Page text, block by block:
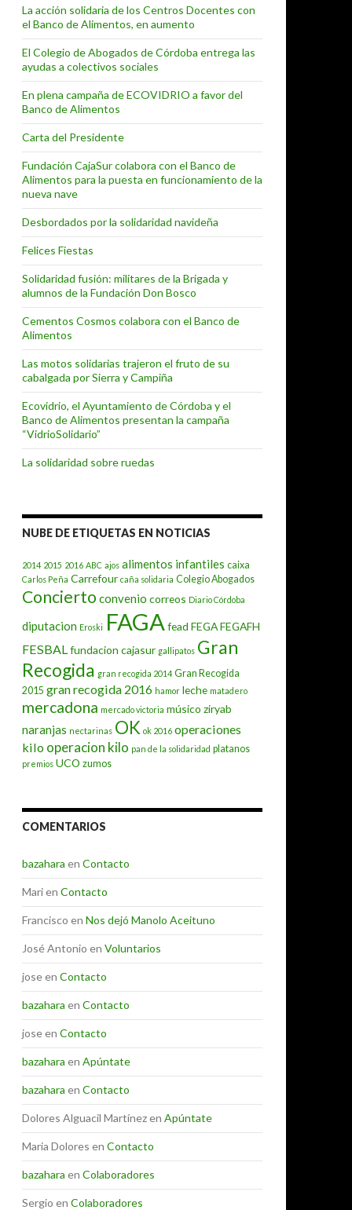
La acción solidaria de los Centros Docentes con
el Banco de Alimentos, en aumento
El Colegio de Abogados de Córdoba entrega las
ayudas a colectivos sociales
En plena campaña de ECOVIDRIO a favor del
Banco de Alimentos
Carta del Presidente
Fundación CajaSur colabora con el Banco de
Alimentos para la puesta en funcionamiento de la
nueva nave
Desbordados por la solidaridad navideña
Felices Fiestas
Solidaridad fusión: militares de la Brigada y
alumnos de la Fundación Don Bosco
Cementos Cosmos colabora con el Banco de
Alimentos
Las motos solidarias trajeron el fruto de su
cabalgada por Sierra y Campiña
Ecovidrio, el Ayuntamiento de Córdoba y el
Banco de Alimentos presentan la campaña
“VidrioSolidario”
La solidaridad sobre ruedas
NUBE DE ETIQUETAS EN NOTICIAS
2014 2015 2016 ABC ajos alimentos infantiles caixa
Carlos Peña Carrefour caña solidaria Colegio Abogados
Concierto convenio correos Diario Córdoba
diputacion Eroski FAGAfead FEGAFEGAFH
FESBALfundacion cajasur gallipatos Gran
Recogida gran recogida 2014 Gran Recogida
2015 gran recogida 2016 hamor leche matadero
mercadona mercado victoria músico ziryab
naranjas nectarinas OK ok 2016 operaciones
kilo operacion kilo pan de la solidaridad platanos
premios UCO zumos
COMENTARIOS
bazahara en Contacto
Marien Contacto
Francisco en Nos dejó Manolo Aceituno
José Antonio en Voluntarios
joseen Contacto
bazahara en Contacto
joseen Contacto
bazahara en Apúntate
bazahara en Contacto
Dolores Alguacil Martínezen Apúntate
Maria Dolores en Contacto
bazahara en Colaboradores
Sergio en Colaboradores